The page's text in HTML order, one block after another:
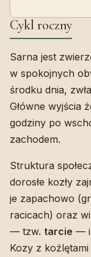
Cykl roczny
Sarna jest
w spokojnych
środku dnia,
Główne wyjścia
godziny po
zachodem.
Struktura
dorosłe kozły
je zapachowo
racicach) oraz
— tzw. tarcie — i
Kozy z